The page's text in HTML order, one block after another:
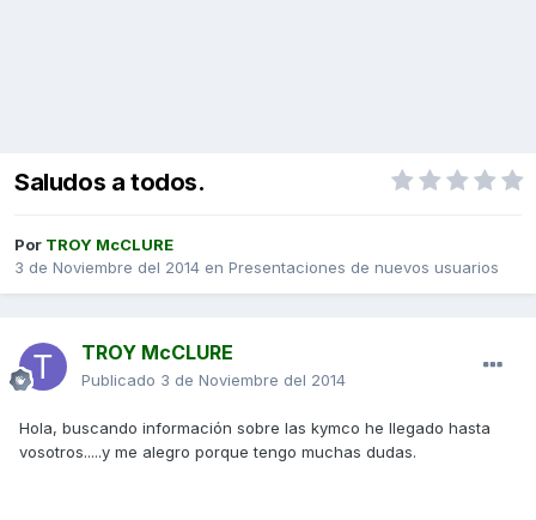
Saludos a todos.
Por TROY McCLURE
3 de Noviembre del 2014 en Presentaciones de nuevos usuarios
TROY McCLURE
Publicado 3 de Noviembre del 2014
Hola, buscando información sobre las kymco he llegado hasta
vosotros.....y me alegro porque tengo muchas dudas.